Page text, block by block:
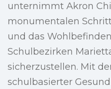
unternimmt Akron
monumentalen
und das
Schulbezirken
sicherzustellen. Mit
schulbasierter